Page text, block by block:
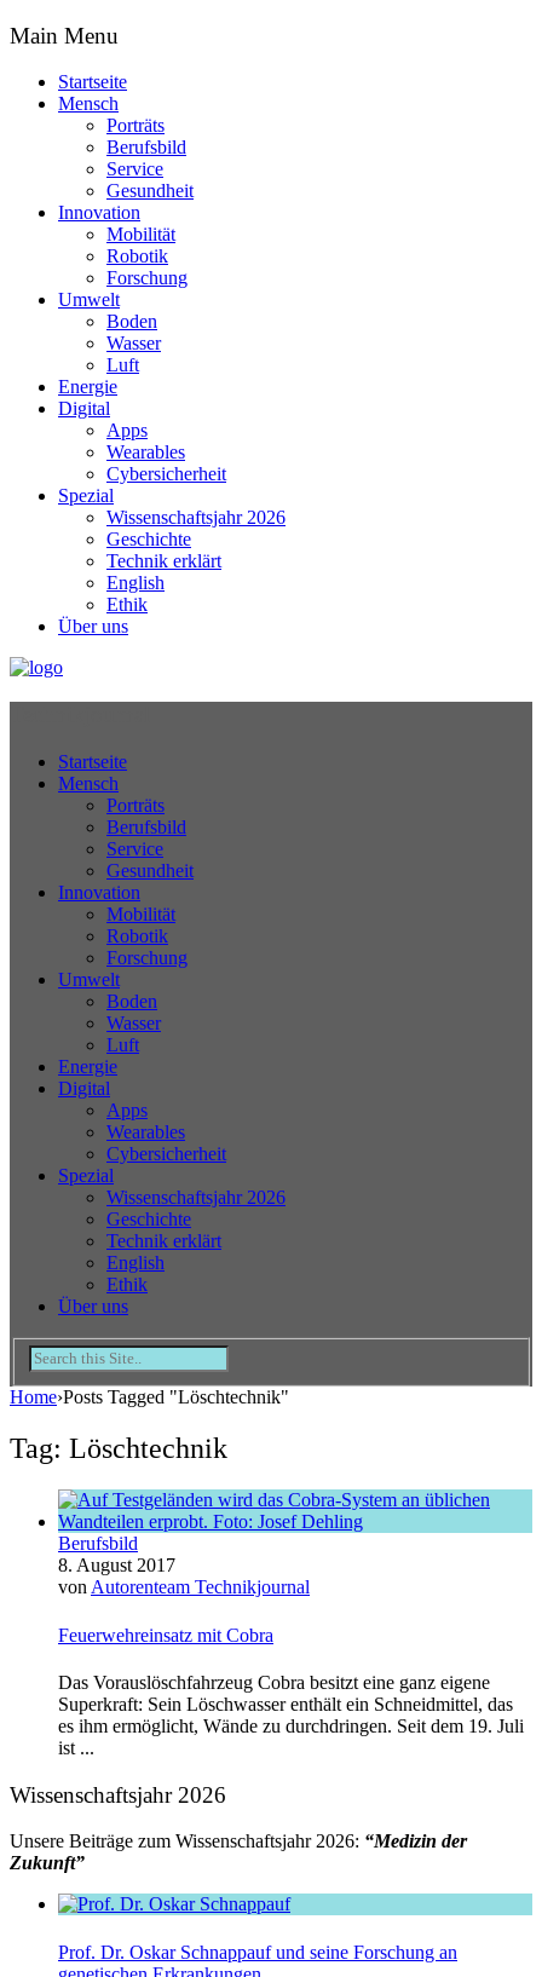
Main Menu
Startseite
Mensch
Porträts
Berufsbild
Service
Gesundheit
Innovation
Mobilität
Robotik
Forschung
Umwelt
Boden
Wasser
Luft
Energie
Digital
Apps
Wearables
Cybersicherheit
Spezial
Wissenschaftsjahr 2026
Geschichte
Technik erklärt
English
Ethik
Über uns
Startseite
Mensch
Porträts
Berufsbild
Service
Gesundheit
Innovation
Mobilität
Robotik
Forschung
Umwelt
Boden
Wasser
Luft
Energie
Digital
Apps
Wearables
Cybersicherheit
Spezial
Wissenschaftsjahr 2026
Geschichte
Technik erklärt
English
Ethik
Über uns
Home›Posts Tagged "Löschtechnik"
Tag: Löschtechnik
Berufsbild
8. August 2017
von Autorenteam Technikjournal
Feuerwehreinsatz mit Cobra
Das Vorauslöschfahrzeug Cobra besitzt eine ganz eigene
Superkraft: Sein Löschwasser enthält ein Schneidmittel, das
es ihm ermöglicht, Wände zu durchdringen. Seit dem 19. Juli
ist ...
Wissenschaftsjahr 2026
Unsere Beiträge zum Wissenschaftsjahr 2026: “Medizin der
Zukunft”
Prof. Dr. Oskar Schnappauf und seine Forschung an